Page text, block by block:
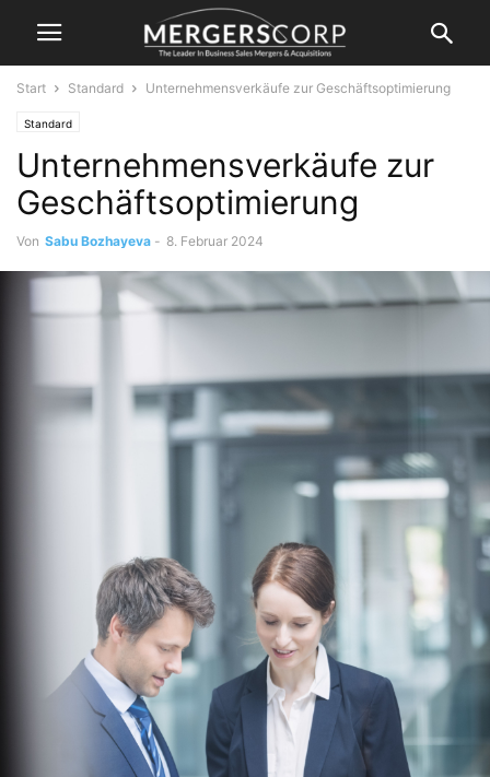
Start Standard Unternehmensverkäufe zur Geschäftsoptimierung
Standard
Unternehmensverkäufe zur
Geschäftsoptimierung
Von Sabu Bozhayeva - 8. Februar 2024